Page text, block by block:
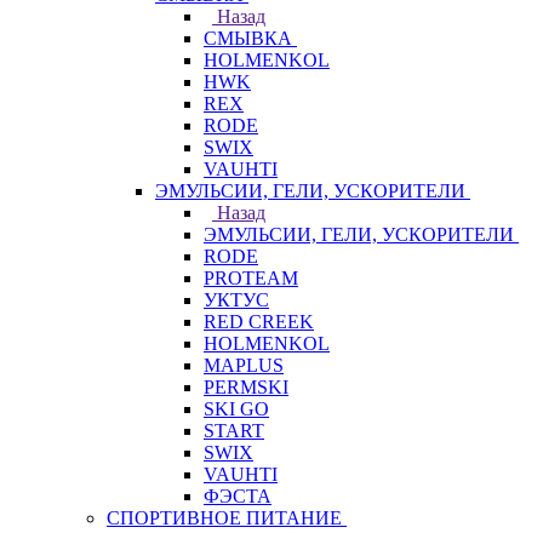
Назад
СМЫВКА
HOLMENKOL
HWK
REX
RODE
SWIX
VAUHTI
ЭМУЛЬСИИ, ГЕЛИ, УСКОРИТЕЛИ
Назад
ЭМУЛЬСИИ, ГЕЛИ, УСКОРИТЕЛИ
RODE
PROTEAM
УКТУС
RED CREEK
HOLMENKOL
MAPLUS
PERMSKI
SKI GO
START
SWIX
VAUHTI
ФЭСТА
СПОРТИВНОЕ ПИТАНИЕ